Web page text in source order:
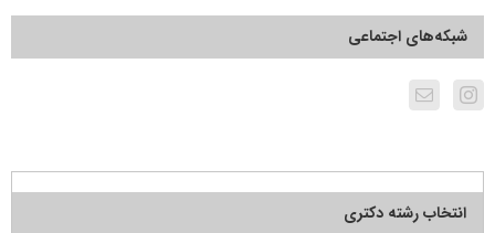
شبکه‌های اجتماعی
انتخاب رشته دکتری